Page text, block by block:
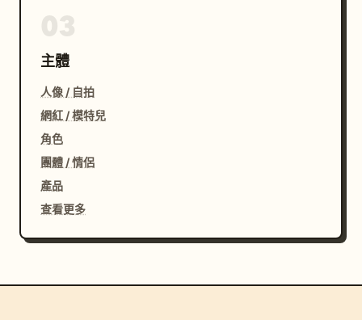
主體
人像 / 自拍
網紅 / 模特兒
角色
團體 / 情侶
產品
查看更多